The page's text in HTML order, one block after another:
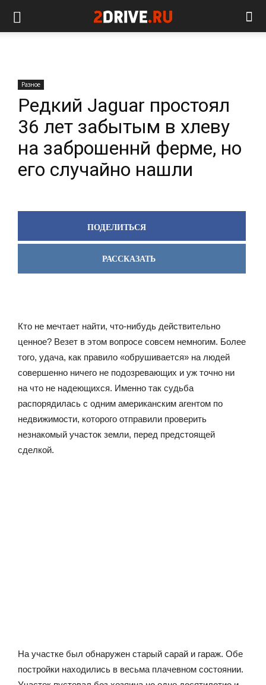
Разное
Редкий Jaguar простоял
36 лет забытым в хлеву
на заброшеннй ферме, но
его случайно нашли
ПОДЕЛИТЬСЯ
РАССКАЗАТЬ
Кто не мечтает найти, что-нибудь действительно
ценное? Везет в этом вопросе совсем немногим. Более
того, удача, как правило «обрушивается» на людей
совершенно ничего не подозревающих и уж точно ни
на что не надеющихся. Именно так судьба
распорядилась с одним американским агентом по
недвижимости, которого отправили проверить
незнакомый участок земли, перед предстоящей
сделкой.
На участке был обнаружен старый сарай и гараж. Обе
постройки находились в весьма плачевном состоянии.